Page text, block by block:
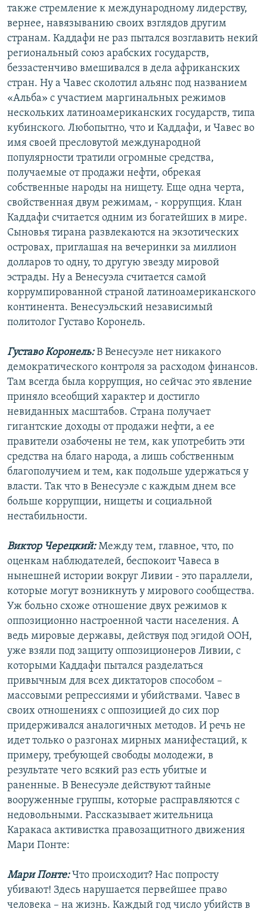
также стремление к международному лидерству,
вернее, навязыванию своих взглядов другим
странам. Каддафи не раз пытался возглавить некий
региональный союз арабских государств,
беззастенчиво вмешивался в дела африканских
стран. Ну а Чавес сколотил альянс под названием
«Альба» с участием маргинальных режимов
нескольких латиноамериканских государств, типа
кубинского. Любопытно, что и Каддафи, и Чавес во
имя своей пресловутой международной
популярности тратили огромные средства,
получаемые от продажи нефти, обрекая
собственные народы на нищету. Еще одна черта,
свойственная двум режимам, - коррупция. Клан
Каддафи считается одним из богатейших в мире.
Сыновья тирана развлекаются на экзотических
островах, приглашая на вечеринки за миллион
долларов то одну, то другую звезду мировой
эстрады. Ну а Венесуэла считается самой
коррумпированной страной латиноамериканского
континента. Венесуэльский независимый
политолог Густаво Коронель.
Густаво Коронель:В Венесуэле нет никакого
демократического контроля за расходом финансов.
Там всегда была коррупция, но сейчас это явление
приняло всеобщий характер и достигло
невиданных масштабов. Страна получает
гигантские доходы от продажи нефти, а ее
правители озабочены не тем, как употребить эти
средства на благо народа, а лишь собственным
благополучием и тем, как подольше удержаться у
власти. Так что в Венесуэле с каждым днем все
больше коррупции, нищеты и социальной
нестабильности.
Виктор Черецкий:Между тем, главное, что, по
оценкам наблюдателей, беспокоит Чавеса в
нынешней истории вокруг Ливии - это параллели,
которые могут возникнуть у мирового сообщества.
Уж больно схоже отношение двух режимов к
оппозиционно настроенной части населения. А
ведь мировые державы, действуя под эгидой ООН,
уже взяли под защиту оппозиционеров Ливии, с
которыми Каддафи пытался разделаться
привычным для всех диктаторов способом –
массовыми репрессиями и убийствами. Чавес в
своих отношениях с оппозицией до сих пор
придерживался аналогичных методов. И речь не
идет только о разгонах мирных манифестаций, к
примеру, требующей свободы молодежи, в
результате чего всякий раз есть убитые и
раненные. В Венесуэле действуют тайные
вооруженные группы, которые расправляются с
недовольными. Рассказывает жительница
Каракаса активистка правозащитного движения
Мари Понте:
Мари Понте: Что происходит? Нас попросту
убивают! Здесь нарушается первейшее право
человека – на жизнь. Каждый год число убийств в